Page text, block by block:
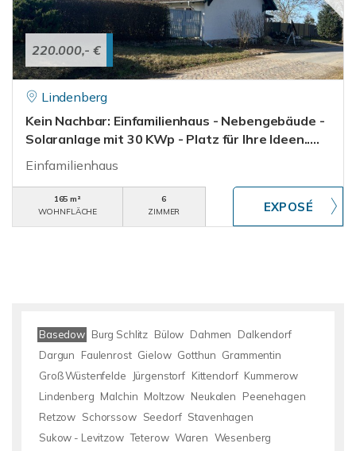
220.000,- €
Lindenberg
Kein Nachbar: Einfamilienhaus - Nebengebäude -
Solaranlage mit 30 KWp - Platz für Ihre Ideen.....
Einfamilienhaus
165 m²
WOHNFLÄCHE
6
ZIMMER
Basedow Burg Schlitz Bülow Dahmen
Dalkendorf
Dargun
Faulenrost Gielow Gotthun Grammentin
Groß Wüstenfelde
Jürgenstorf Kittendorf Kummerow
Lindenberg Malchin Moltzow Neukalen
Peenehagen
Retzow Schorssow Seedorf Stavenhagen
Sukow - Levitzow Teterow Waren Wesenberg